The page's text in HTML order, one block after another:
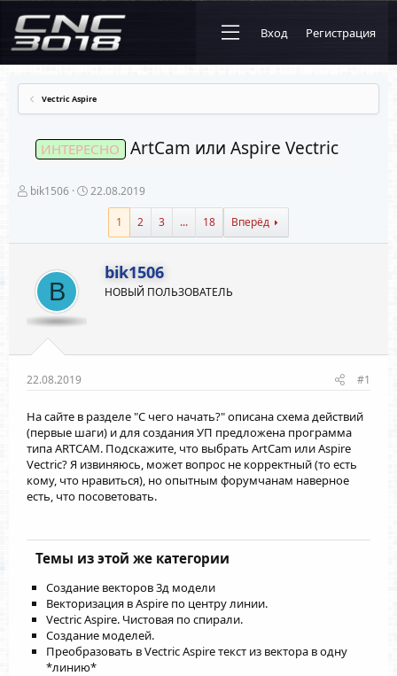
Вход Регистрация
Vectric Aspire
ИНТЕРЕСНО ArtCam или Aspire Vectric
А
р
м
ы
bik1506
Д
н
22.08.2019
1 2 3 ... 18 Вперёд
B
bik1506
НОВЫЙ ПОЛЬЗОВАТЕЛЬ
22.08.2019 #1
На сайте в разделе "С чего начать?" описана схема действий
(первые шаги) и для создания УП предложена программа
типа ARTCAM. Подскажите, что выбрать ArtCam или Aspire
Vectric? Я извиняюсь, может вопрос не корректный (то есть
кому, что нравиться), но опытным форумчанам наверное
есть, что посоветовать.
Темы из этой же категории
Создание векторов 3д модели
Векторизация в Aspire по центру линии.
Vectric Aspire. Чистовая по спирали.
Создание моделей.
Преобразовать в Vectric Aspire текст из вектора в одну
*линию*